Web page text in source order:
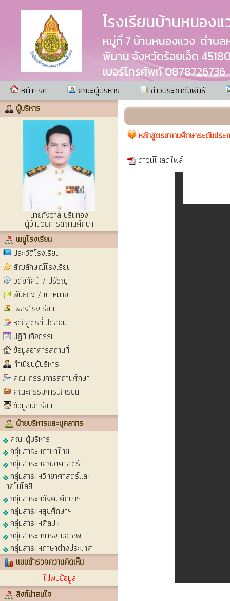
โรงเรียนบ้านหนอง
หมู่ที่ 7 บ้านหนองแวง ตำบ
พิมาน จังหวัดร้อยเอ็ด
เบอร์โทรศัพท์ 0878726736
หน้าแรก คณะผู้บริหาร ข่าวประชาสัมพันธ์
ผู้บริหาร
นายกังวาล ปรินทอง
ผู้อำนวยการสถานศึกษา
เมนูโรงเรียน
ประวัติโรงเรียน
สัญลักษณ์โรงเรียน
วิสัยทัศน์ / ปรัชญา
พันธกิจ / เป้าหมาย
เพลงโรงเรียน
หลักสูตรที่เปิดสอน
ปฏิทินกิจกรรม
ข้อมูลอาคารสถานที่
ทำเนียบผู้บริหาร
คณะกรรมการสถานศึกษา
คณะกรรมการนักเรียน
ข้อมูลนักเรียน
ฝ่ายบริหารและบุคลากร
คณะผู้บริหาร
กลุ่มสาระฯภาษาไทย
กลุ่มสาระฯคณิตศาสตร์
กลุ่มสาระฯวิทยาศาสตร์และ
เทคโนโลยี
กลุ่มสาระฯสังคมศึกษาฯ
กลุ่มสาระฯสุขศึกษาฯ
กลุ่มสาระฯศิลปะ
กลุ่มสาระฯการงานอาชีพ
กลุ่มสาระฯภาษาต่างประเทศ
แบบสำรวจความคิดเห็น
ไม่พบข้อมูล
ลิงก์น่าสนใจ
หลักสูตรสถานศึกษาระดับประ
ดาวน์โหลดไฟล์